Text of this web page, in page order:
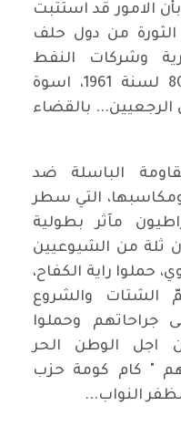
بأن الامور قد استتبت
الثورة من دول حلف
وشركات النفط
المتضررة من قانون رقم 80 لسنة 1961، اسوة
الرجعيين... بالقضاء
الباسلة ضد
ومكاسبها، التي سطر
مآثر بطولية
ثلة من الشيوعيين
حملوا راية الكفاح،
الشتات والشروع
جراحاتهم وحملوا
اجل الوطن الحر
" كام كومة حزب
النواب...